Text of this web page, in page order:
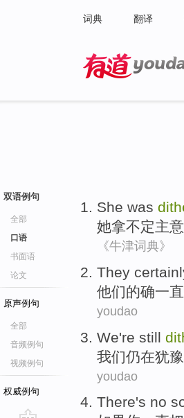
词典 翻译
双语例句
全部
口语
书面语
论文
原声例句
全部
音频例句
视频例句
权威例句
She was
她拿不定主
《牛津词典》
They
他们的确一直
youdao
We're still
我们仍在犹豫
youdao
There's no